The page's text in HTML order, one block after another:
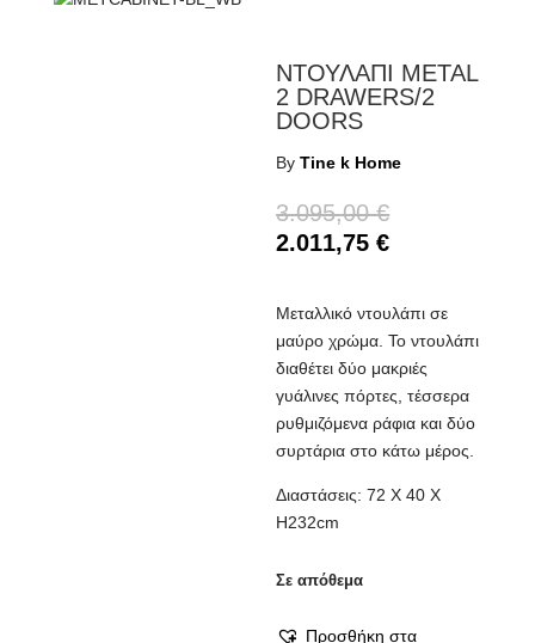
ΝΤΟΥΛΑΠΙ METAL
2 DRAWERS/2
DOORS
ByTine k Home
3.095,00€
2.011,75€
Μεταλλικό ντουλάπι σε
μαύρο χρώμα. Το ντουλάπι
διαθέτει δύο μακριές
γυάλινες πόρτες, τέσσερα
ρυθμιζόμενα ράφια και δύο
συρτάρια στο κάτω μέρος.
Διαστάσεις: 72 Χ 40 Χ
Η232cm
Σε απόθεμα
Προσθήκη στα